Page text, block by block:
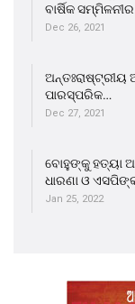
ବାର୍ଷିକ
Dec 26, 2021
ଅନ୍ତଃରାଷ୍ଟ୍ରୀୟ
ପାରସ୍ପରିକ…
Dec 27, 2021
ବୋହୁଙ୍କୁ ହତ୍ୟା
ଧାରଣା ଓ
Jan 25, 2022